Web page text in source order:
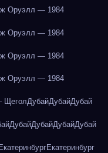
Оруэлл — 1984
Оруэлл — 1984
Оруэлл — 1984
Оруэлл — 1984
ЩеголДубайДубайДубай
ДубайДубайДубайДубай
ЕкатеринбургЕкатеринбург